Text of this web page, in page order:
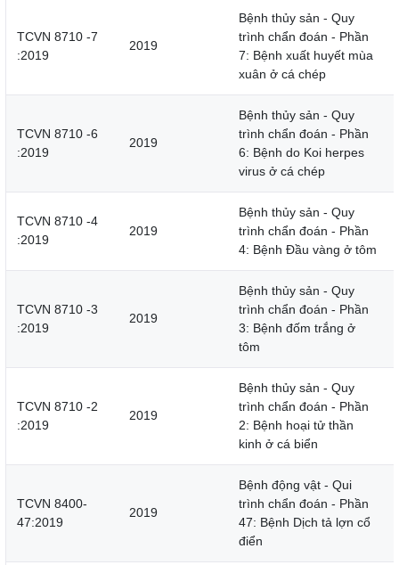
TCVN 8710 -7
:2019
2019
Bệnh thủy sản - Quy
trình chẩn đoán - Phần
7: Bệnh xuất huyết mùa
xuân ở cá chép
TCVN 8710 -6
:2019
2019
Bệnh thủy sản - Quy
trình chẩn đoán - Phần
6: Bệnh do Koi herpes
virus ở cá chép
TCVN 8710 -4
:2019
2019
Bệnh thủy sản - Quy
trình chẩn đoán - Phần
4: Bệnh Đầu vàng ở tôm
TCVN 8710 -3
:2019
2019
Bệnh thủy sản - Quy
trình chẩn đoán - Phần
3: Bệnh đốm trắng ở
tôm
TCVN 8710 -2
:2019
2019
Bệnh thủy sản - Quy
trình chẩn đoán - Phần
2: Bệnh hoại tử thần
kinh ở cá biển
TCVN 8400-
47:2019
2019
Bệnh động vật - Qui
trình chẩn đoán - Phần
47: Bệnh Dịch tả lợn cổ
điển